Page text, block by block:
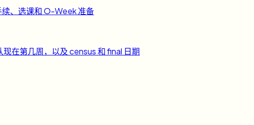
、选课和 O-Week 准备
现在第几周，以及 census 和 final 日期